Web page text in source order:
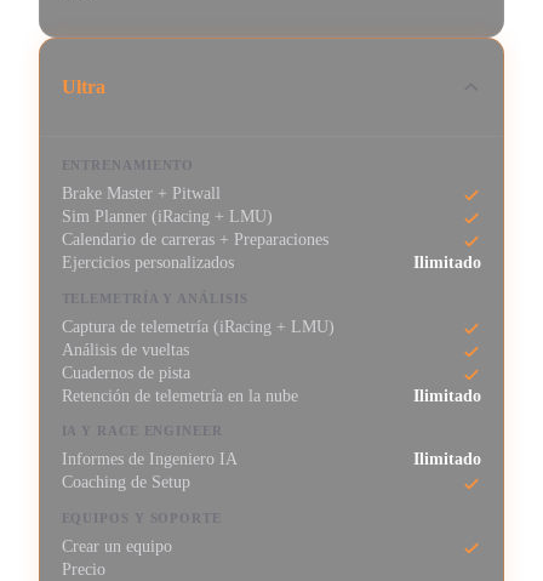
Ultra
ENTRENAMIENTO
Brake Master + Pitwall
Sim Planner (iRacing + LMU)
Calendario de carreras + Preparaciones
Ejercicios personalizados
Ilimitado
TELEMETRÍA Y ANÁLISIS
Captura de telemetría (iRacing + LMU)
Análisis de vueltas
Cuadernos de pista
Retención de telemetría en la nube
Ilimitado
IA Y RACE ENGINEER
Informes de Ingeniero IA
Ilimitado
Coaching de Setup
EQUIPOS Y SOPORTE
Crear un equipo
Precio